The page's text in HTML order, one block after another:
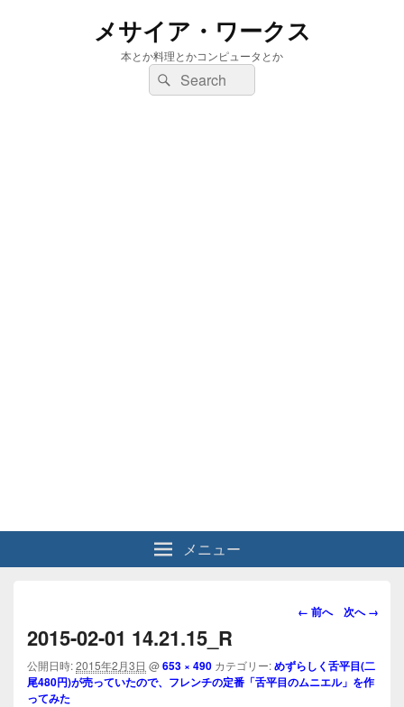
メサイア・ワークス
本とか料理とかコンピュータとか
検
索:
検
索
メニュー
画
ビ
ゲ
← 前へ 次へ →
2015-02-01 14.21.15_R
公開日時:2015年2月3日 @653 × 490 カテゴリー:めずらしく舌平目(二
尾480円)が売っていたので、フレンチの定番「舌平目のムニエル」を作
ってみた